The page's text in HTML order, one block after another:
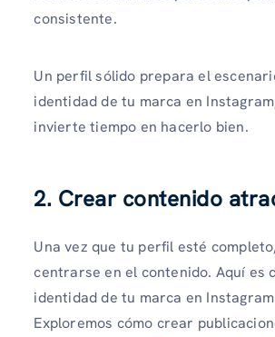
consistente.
Un perfil sólido prepara el
identidad de tu marca en
invierte tiempo en hacerlo bien.
2. Crear contenido
Una vez que tu perfil esté
centrarse en el contenido. Aquí es
identidad de tu marca en
Exploremos cómo crear